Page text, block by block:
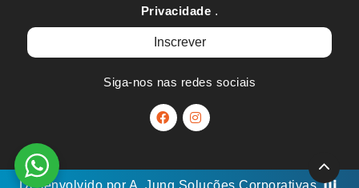
Privacidade .
Siga-nos nas redes sociais